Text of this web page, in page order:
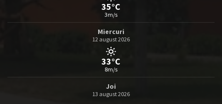
35°C
3m/s
Miercuri
12 august 2026
33°C
8m/s
Joi
13 august 2026